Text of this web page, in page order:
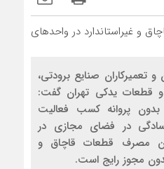
و تعمیرکاران صنایع برودتی،
و قطعات یدکی تهران گفت:
صنفی بدون پروانه کسب فعالیت
در فضای مجازی در
مصرف قطعات قاچاق و
مجوز رایج است.